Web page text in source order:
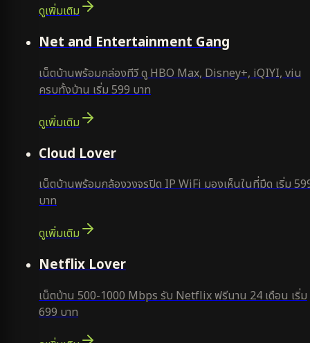
ดูเพิ่มเติม
Net and Entertainment Gang
เน็ตบ้านพร้อมกล่องทีวี ดู HBO Max, Disney+, iQIYI, viu
ครบทั้งบ้าน เริ่ม 599 บาท
ดูเพิ่มเติม
Cloud Lover
เน็ตบ้านพร้อมกล้องวงจรปิด IP WiFi มองเห็นในที่มืด เริ่ม
บาท
ดูเพิ่มเติม
Netflix Lover
เน็ตบ้าน 500-1000 Mbps รับ Netflix ฟรีนาน 24 เดือน เริ่ม
699 บาท